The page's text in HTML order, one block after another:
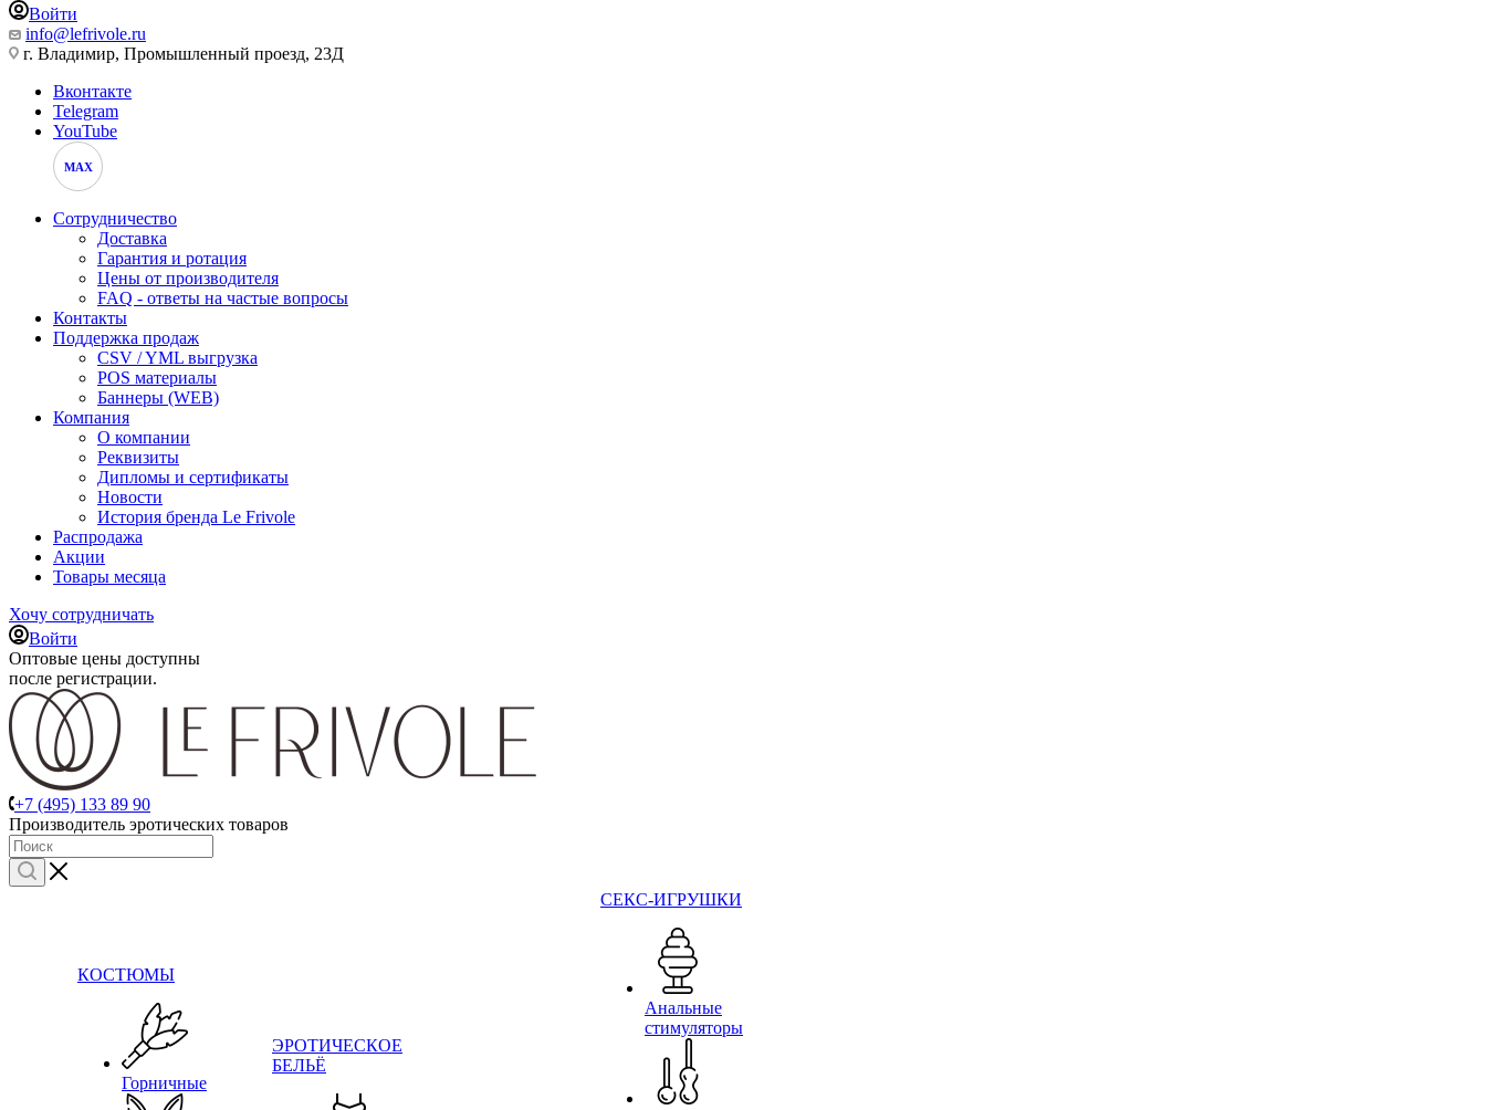
Войти
info@lefrivole.ru
г. Владимир, Промышленный проезд, 23Д
Вконтакте
Telegram
YouTube
MAX
Сотрудничество
Доставка
Гарантия и ротация
Цены от производителя
FAQ - ответы на частые вопросы
Контакты
Поддержка продаж
CSV / YML выгрузка
POS материалы
Баннеры (WEB)
Компания
О компании
Реквизиты
Дипломы и сертификаты
Новости
История бренда Le Frivole
Распродажа
Акции
Товары месяца
Хочу сотрудничать
Войти
Оптовые цены доступны
после регистрации.
+7 (495) 133 89 90
Производитель эротических товаров
КОСТЮМЫ
Горничные
ЭРОТИЧЕСКОЕ
БЕЛЬЁ
СЕКС-ИГРУШКИ
Анальные
стимуляторы